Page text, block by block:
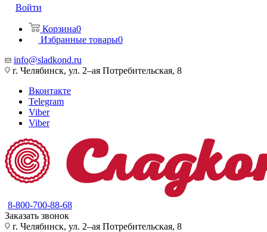
Войти
Корзина0
Избранные товары0
info@sladkond.ru
г. Челябинск, ул. 2–ая Потребительская, 8
Вконтакте
Telegram
Viber
Viber
8-800-700-88-68
Заказать звонок
г. Челябинск, ул. 2–ая Потребительская, 8